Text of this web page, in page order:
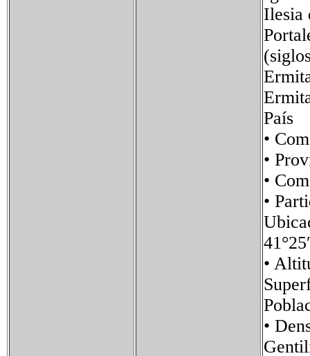
Ilesia
País
•
•
•
•
•
•